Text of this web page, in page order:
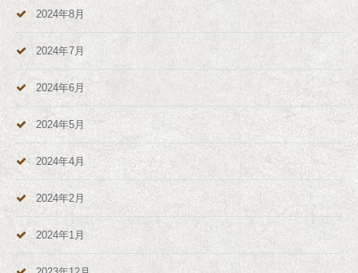
2024年8月
2024年7月
2024年6月
2024年5月
2024年4月
2024年2月
2024年1月